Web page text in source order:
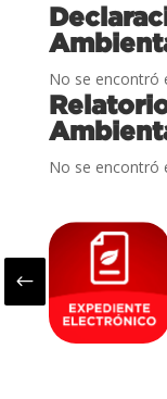
No se encontró
No se encontró
#